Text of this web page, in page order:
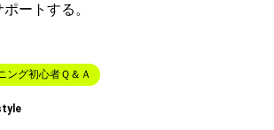
ートする。
ング初心者Ｑ＆Ａ